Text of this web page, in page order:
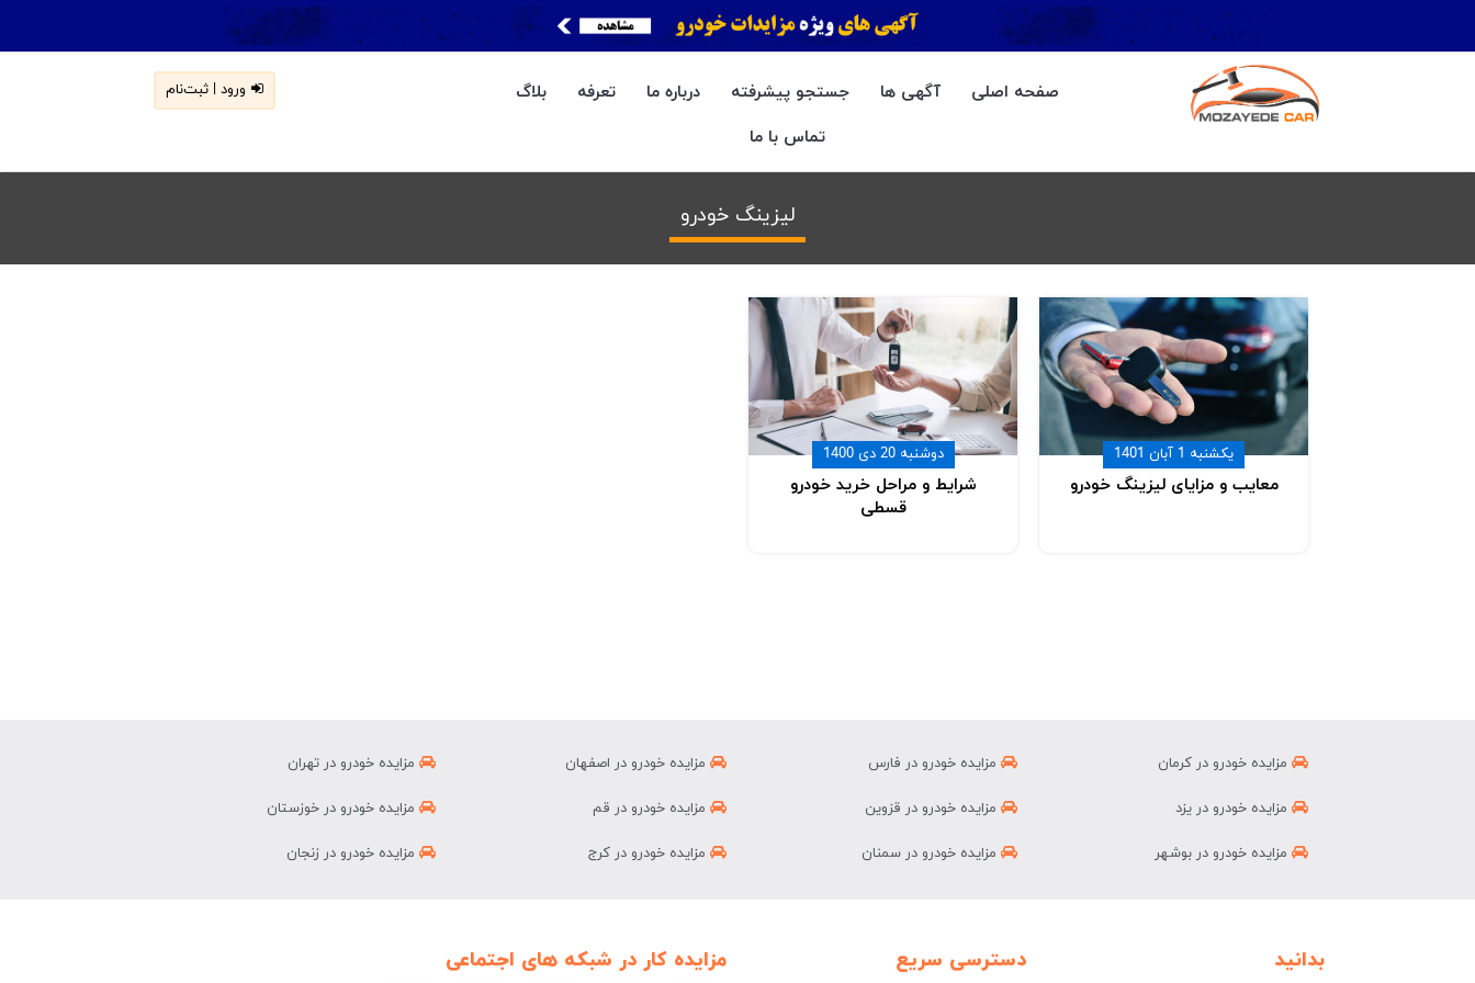
ورود | ثبت‌نام صفحه اصلی آگهی ها جستجو پیشرفته درباره ما تعرفه
بلاگ
تماس با ما
لیزینگ خودرو
یکشنبه 1 آبان 1401
معایب و مزایای لیزینگ خودرو
دوشنبه 20 دی 1400
شرایط و مراحل خرید خودرو
قسطی
مزایده خودرو در تهران مزایده خودرو در اصفهان مزایده خودرو در فارس مزایده خودرو در کرمان
مزایده خودرو در خوزستان مزایده خودرو در قم مزایده خودرو در قزوین مزایده خودرو در یزد
مزایده خودرو در زنجان مزایده خودرو در کرج مزایده خودرو در سمنان مزایده خودرو در بوشهر
مزایده کار در شبکه های اجتماعی دسترسی سریع بدانید